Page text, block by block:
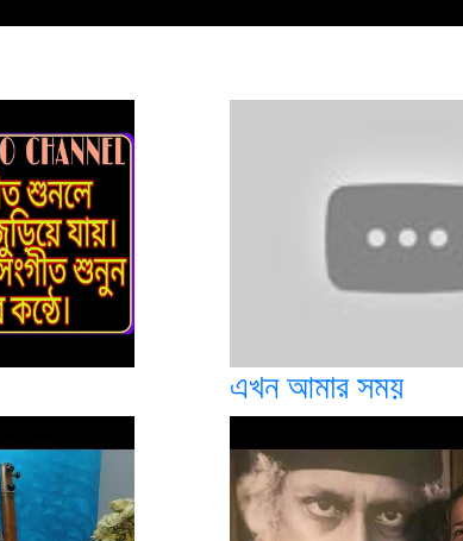
এখন আমার সময়